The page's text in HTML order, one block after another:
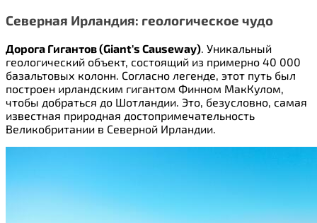
Северная Ирландия: геологическое чудо
Дорога Гигантов (Giant's Causeway) . Уникальный
геологический объект, состоящий из примерно 40 000
базальтовых колонн. Согласно легенде, этот путь был
построен ирландским гигантом Финном МакКулом,
чтобы добраться до Шотландии. Это, безусловно, самая
известная природная достопримечательность
Великобритании в Северной Ирландии.